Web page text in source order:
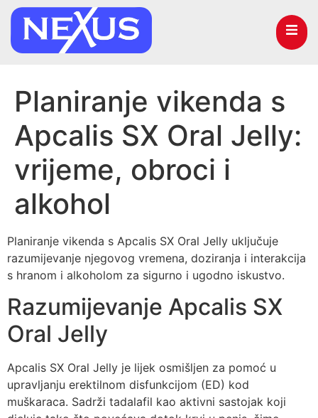
Planiranje vikenda s
Apcalis SX Oral Jelly:
vrijeme, obroci i
alkohol
Planiranje vikenda s Apcalis SX Oral Jelly uključuje
razumijevanje njegovog vremena, doziranja i interakcija
s hranom i alkoholom za sigurno i ugodno iskustvo.
Razumijevanje Apcalis SX
Oral Jelly
Apcalis SX Oral Jelly je lijek osmišljen za pomoć u
upravljanju erektilnom disfunkcijom (ED) kod
muškaraca. Sadrži tadalafil kao aktivni sastojak koji